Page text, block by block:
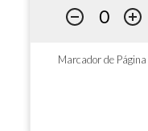
Marcador de